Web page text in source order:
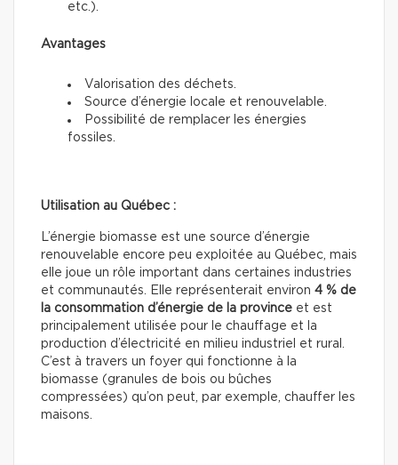
etc.).
Avantages
Valorisation des déchets.
Source d’énergie locale et renouvelable.
Possibilité de remplacer les énergies
fossiles.
Utilisation au Québec :
L’énergie biomasse est une source d’énergie
renouvelable encore peu exploitée au Québec, mais
elle joue un rôle important dans certaines industries
et communautés. Elle représenterait environ 4 % de
la consommation d’énergie de la province et est
principalement utilisée pour le chauffage et la
production d’électricité en milieu industriel et rural.
C’est à travers un foyer qui fonctionne à la
biomasse (granules de bois ou bûches
compressées) qu’on peut, par exemple, chauffer les
maisons.